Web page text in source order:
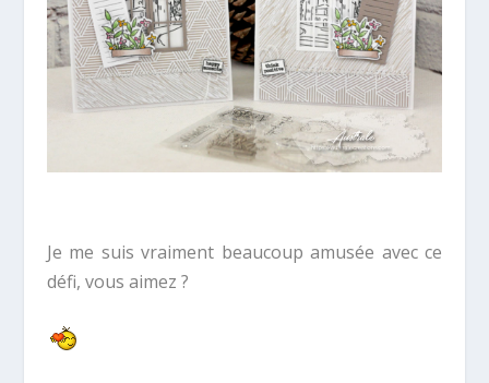
Je me suis vraiment beaucoup amusée avec ce
défi, vous aimez ?